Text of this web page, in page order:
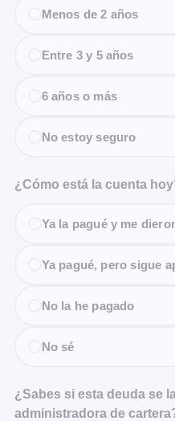
Menos de 2 años
Entre 3 y 5 años
6 años o más
No estoy seguro
¿Cómo está la cuenta
Ya la pagué y me
Ya pagué, pero sigue
No la he pagado
No sé
¿Sabes si esta deuda se
administradora de